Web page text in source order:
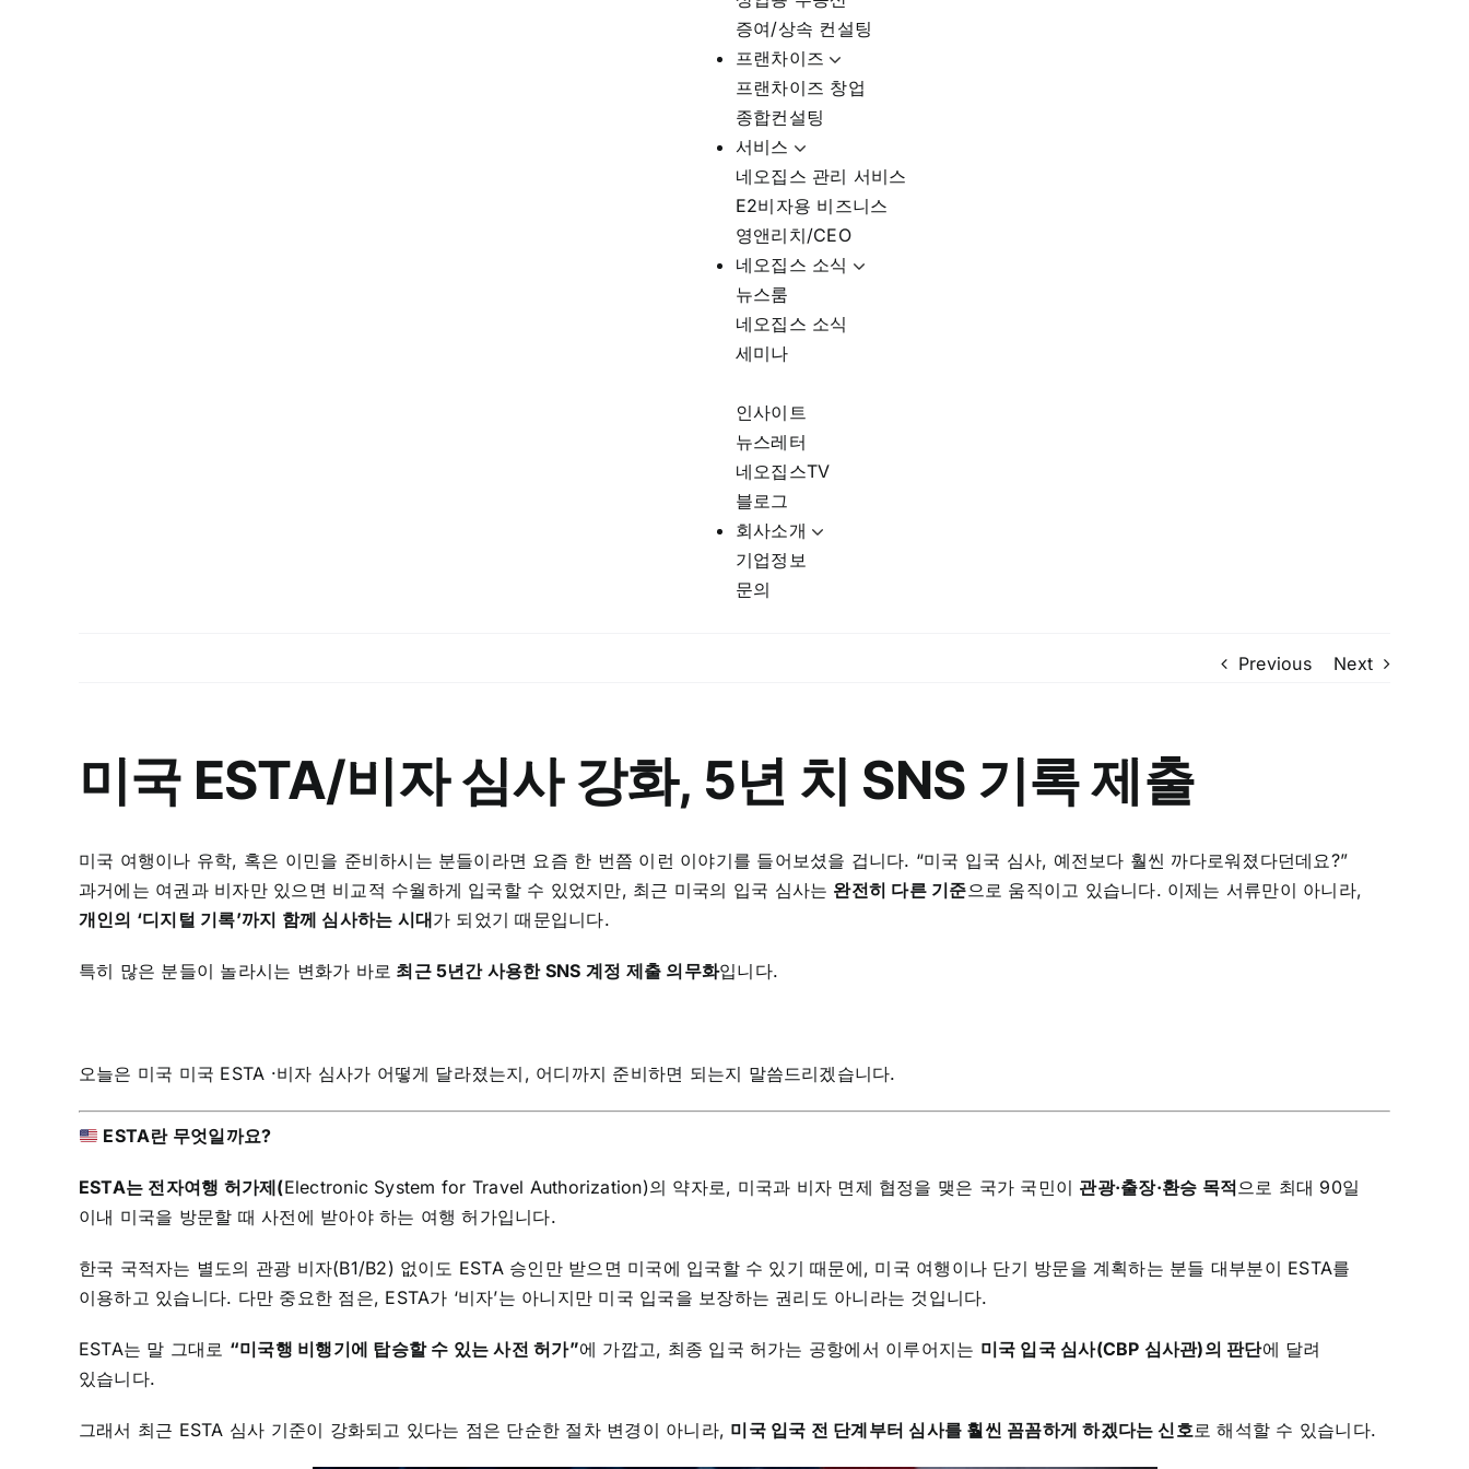
증여/상속 컨설팅
프랜차이즈
프랜차이즈 창업
종합컨설팅
서비스
네오집스 관리 서비스
E2비자용 비즈니스
영앤리치/CEO
네오집스 소식
뉴스룸
네오집스 소식
세미나
인사이트
뉴스레터
네오집스TV
블로그
회사소개
기업정보
문의
Previous Next
미국 ESTA/비자 심사 강화, 5년 치 SNS 기록 제출
미국 여행이나 유학, 혹은 이민을 준비하시는 분들이라면 요즘 한 번쯤 이런 이야기를 들어보셨을 겁니다. “미국 입국 심사, 예전보다 훨씬 까다로워졌다던데요?”
과거에는 여권과 비자만 있으면 비교적 수월하게 입국할 수 있었지만, 최근 미국의 입국 심사는 완전히 다른 기준으로 움직이고 있습니다. 이제는 서류만이 아니라,
개인의 ‘디지털 기록’까지 함께 심사하는 시대가 되었기 때문입니다.
특히 많은 분들이 놀라시는 변화가 바로 최근 5년간 사용한 SNS 계정 제출 의무화입니다.
오늘은 미국 미국 ESTA ·비자 심사가 어떻게 달라졌는지, 어디까지 준비하면 되는지 말씀드리겠습니다.
ESTA란 무엇일까요?
ESTA는 전자여행 허가제(Electronic System for Travel Authorization)의 약자로, 미국과 비자 면제 협정을 맺은 국가 국민이 관광·출장·환승 목적으로 최대 90일
이내 미국을 방문할 때 사전에 받아야 하는 여행 허가입니다.
한국 국적자는 별도의 관광 비자(B1/B2) 없이도 ESTA 승인만 받으면 미국에 입국할 수 있기 때문에, 미국 여행이나 단기 방문을 계획하는 분들 대부분이 ESTA를
이용하고 있습니다. 다만 중요한 점은, ESTA가 ‘비자’는 아니지만 미국 입국을 보장하는 권리도 아니라는 것입니다.
ESTA는 말 그대로 “미국행 비행기에 탑승할 수 있는 사전 허가”에 가깝고, 최종 입국 허가는 공항에서 이루어지는 미국 입국 심사(CBP 심사관)의 판단에 달려
있습니다.
그래서 최근 ESTA 심사 기준이 강화되고 있다는 점은 단순한 절차 변경이 아니라, 미국 입국 전 단계부터 심사를 훨씬 꼼꼼하게 하겠다는 신호로 해석할 수 있습니다.